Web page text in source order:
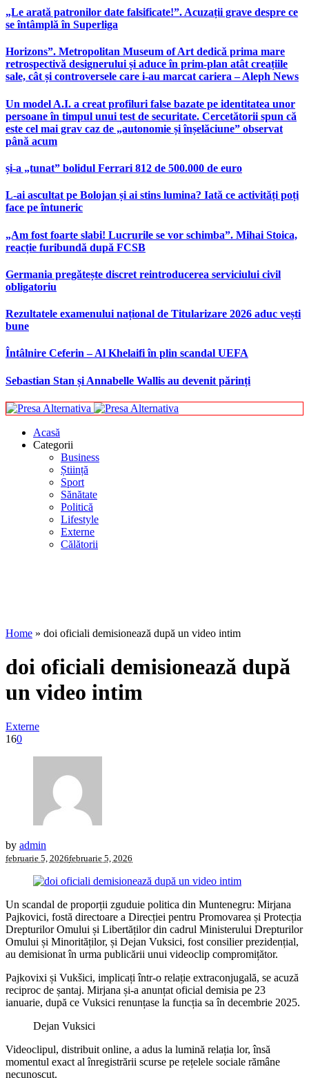
„Le arată patronilor date falsificate!”. Acuzații grave despre ce
se întâmplă în Superliga
Horizons”. Metropolitan Museum of Art dedică prima mare
retrospectivă designerului și aduce în prim-plan atât creațiile
sale, cât și controversele care i-au marcat cariera – Aleph News
Un model A.I. a creat profiluri false bazate pe identitatea unor
persoane în timpul unui test de securitate. Cercetătorii spun că
este cel mai grav caz de „autonomie și înșelăciune” observat
până acum
și-a „tunat” bolidul Ferrari 812 de 500.000 de euro
L-ai ascultat pe Bolojan și ai stins lumina? Iată ce activități poți
face pe întuneric
„Am fost foarte slabi! Lucrurile se vor schimba”. Mihai Stoica,
reacție furibundă după FCSB
Germania pregătește discret reintroducerea serviciului civil
obligatoriu
Rezultatele examenului național de Titularizare 2026 aduc vești
bune
Întâlnire Ceferin – Al Khelaifi în plin scandal UEFA
Sebastian Stan și Annabelle Wallis au devenit părinți
Acasă
Categorii
Business
Știință
Sport
Sănătate
Politică
Lifestyle
Externe
Călătorii
Home » doi oficiali demisionează după un video intim
doi oficiali demisionează după
un video intim
Externe
160
by admin
februarie 5, 2026februarie 5, 2026
Un scandal de proporții zguduie politica din Muntenegru: Mirjana
Pajkovici, fostă directoare a Direcției pentru Promovarea și Protecția
Drepturilor Omului și Libertăților din cadrul Ministerului Drepturilor
Omului și Minorităților, și Dejan Vuksici, fost consilier prezidențial,
au demisionat în urma publicării unui videoclip compromițător.
Pajkovixi și Vukšici, implicați într-o relație extraconjugală, se acuză
reciproc de șantaj. Mirjana și-a anunțat oficial demisia pe 23
ianuarie, după ce Vuksici renunțase la funcția sa în decembrie 2025.
Dejan Vuksici
Videoclipul, distribuit online, a adus la lumină relația lor, însă
momentul exact al înregistrării scurse pe rețelele sociale rămâne
necunoscut.